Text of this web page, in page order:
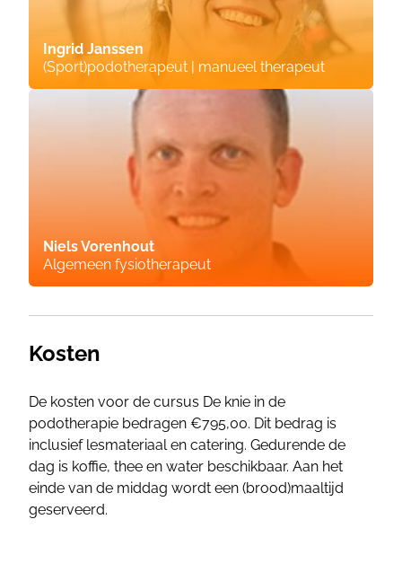
Ingrid Janssen
(Sport)podotherapeut | manueel therapeut
Niels Vorenhout
Algemeen fysiotherapeut
Kosten
De kosten voor de cursus De knie in de
podotherapie bedragen €795,00. Dit bedrag is
inclusief lesmateriaal en catering. Gedurende de
dag is koffie, thee en water beschikbaar. Aan het
einde van de middag wordt een (brood)maaltijd
geserveerd.